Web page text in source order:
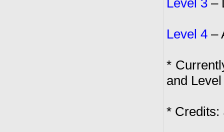
Level 3 –
Level 4 –
*
and
* Credits: